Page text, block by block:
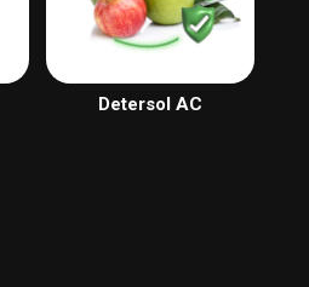
Detersol AC